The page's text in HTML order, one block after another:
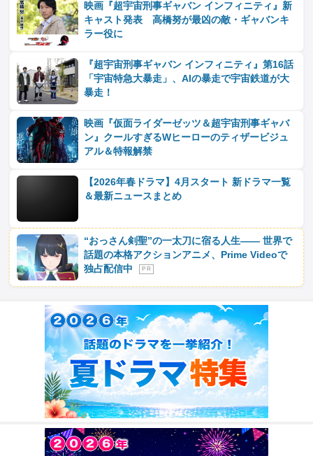
映画『超宇宙刑事ギャバン インフィニティ』新
キャスト発表 高橋努が最凶の敵・ギャバンキ
ラー役に
『超宇宙刑事ギャバン インフィニティ』第16話
「宇宙特急大暴走」、AIの暴走で宇宙鉄道が大
暴走！
映画『仮面ライダーゼッツ＆超宇宙刑事ギャバ
ン』クールすぎるWヒーローのティザービジュ
アル＆特報解禁
【2026年春ドラマ】4月スタート 新ドラマ一覧
＆最新ニュースまとめ
“おっさん剣聖”の一太刀に宿る人生―― 世界で
話題の本格アクションアニメ、Prime Videoで
独占配信中
P R